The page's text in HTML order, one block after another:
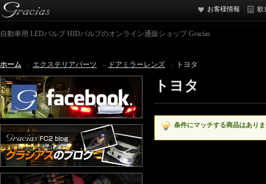
お客様情報 欲
自動車用 LEDバルブ HIDバルブのオンライン通販ショップ Gracias
ホーム エクステリアパーツ ドアミラーレンズ トヨタ
トヨタ
条件にマッチする商品はあり